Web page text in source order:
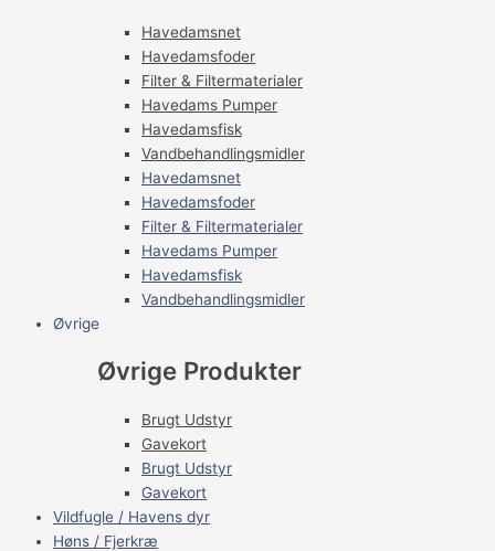
Havedamsnet
Havedamsfoder
Filter & Filtermaterialer
Havedams Pumper
Havedamsfisk
Vandbehandlingsmidler
Havedamsnet
Havedamsfoder
Filter & Filtermaterialer
Havedams Pumper
Havedamsfisk
Vandbehandlingsmidler
Øvrige
Øvrige Produkter
Brugt Udstyr
Gavekort
Brugt Udstyr
Gavekort
Vildfugle / Havens dyr
Høns / Fjerkræ